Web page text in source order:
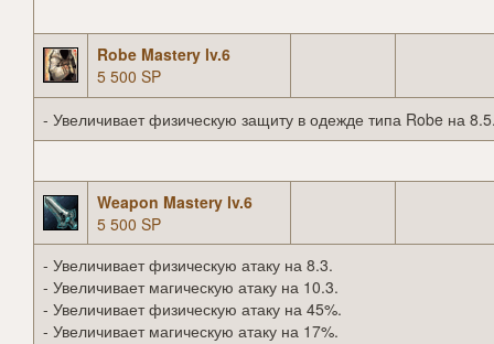
Robe Mastery lv.6
5 500 SP
- Увеличивает физическую защиту в одежде типа Robe на
Weapon Mastery lv.6
5 500 SP
- Увеличивает физическую атаку на 8.3.
- Увеличивает магическую атаку на 10.3.
- Увеличивает физическую атаку на 45%.
- Увеличивает магическую атаку на 17%.